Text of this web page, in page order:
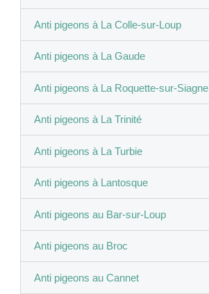
Anti pigeons à La Colle-sur-Loup
Anti pigeons à La Gaude
Anti pigeons à La Roquette-sur-Siagne
Anti pigeons à La Trinité
Anti pigeons à La Turbie
Anti pigeons à Lantosque
Anti pigeons au Bar-sur-Loup
Anti pigeons au Broc
Anti pigeons au Cannet